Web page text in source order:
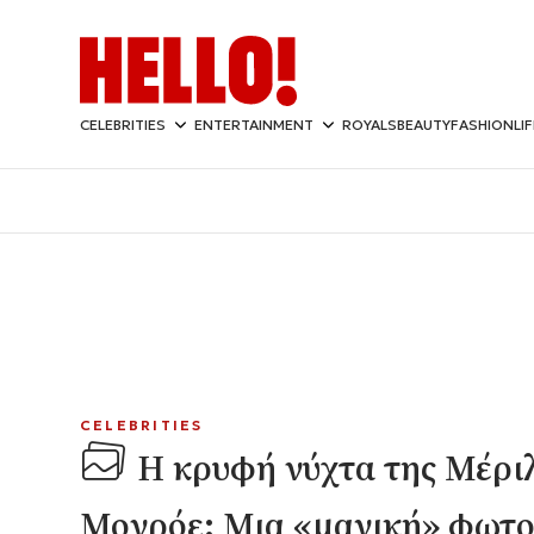
CELEBRITIES ENTERTAINMENT ROYALSBEAUTYFASHION
CELEBRITIES
Η κρυφή νύχτα της